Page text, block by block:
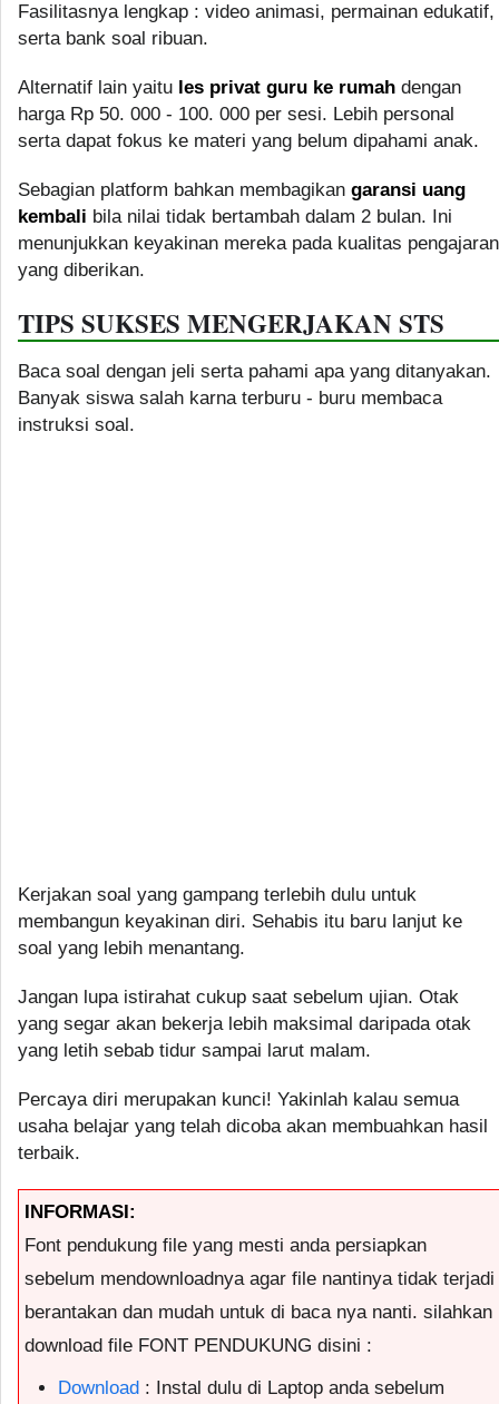
Fasilitasnya lengkap : video animasi, permainan edukatif,
serta bank soal ribuan.
Alternatif lain yaitu les privat guru ke rumah dengan
harga Rp 50. 000 - 100. 000 per sesi. Lebih personal
serta dapat fokus ke materi yang belum dipahami anak.
Sebagian platform bahkan membagikan garansi uang
kembali bila nilai tidak bertambah dalam 2 bulan. Ini
menunjukkan keyakinan mereka pada kualitas pengajaran
yang diberikan.
TIPS SUKSES MENGERJAKAN STS
Baca soal dengan jeli serta pahami apa yang ditanyakan.
Banyak siswa salah karna terburu - buru membaca
instruksi soal.
Kerjakan soal yang gampang terlebih dulu untuk
membangun keyakinan diri. Sehabis itu baru lanjut ke
soal yang lebih menantang.
Jangan lupa istirahat cukup saat sebelum ujian. Otak
yang segar akan bekerja lebih maksimal daripada otak
yang letih sebab tidur sampai larut malam.
Percaya diri merupakan kunci! Yakinlah kalau semua
usaha belajar yang telah dicoba akan membuahkan hasil
terbaik.
INFORMASI:
Font pendukung file yang mesti anda persiapkan
sebelum mendownloadnya agar file nantinya tidak terjadi
berantakan dan mudah untuk di baca nya nanti. silahkan
download file FONT PENDUKUNG disini :
Download : Instal dulu di Laptop anda sebelum